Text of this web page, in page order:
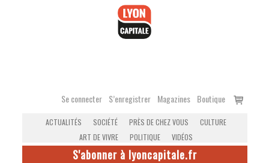
Se connecter S’enregistrer Magazines Boutique
Voir
ACTUALITÉS SOCIÉTÉ PRÈS DE CHEZ VOUS
CULTURE
ART DE VIVRE
POLITIQUE VIDÉOS
S'abonner à lyoncapitale.fr